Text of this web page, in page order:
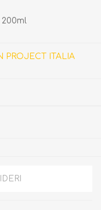
200ml
PROJECT ITALIA